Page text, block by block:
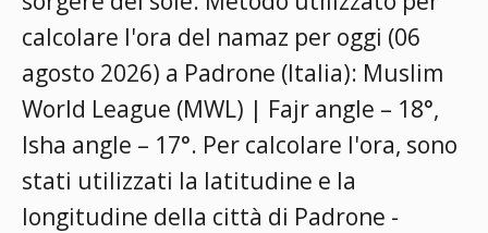
calcolare l'ora del namaz per oggi (06
agosto 2026) a Padrone (Italia): Muslim
World League (MWL) | Fajr angle – 18°,
Isha angle – 17°. Per calcolare l'ora, sono
stati utilizzati la latitudine e la
longitudine della città di Padrone -